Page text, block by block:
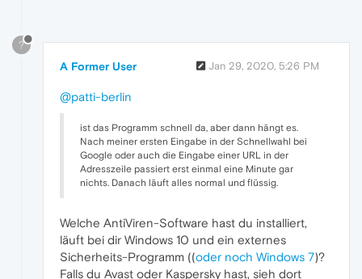
?
A Former User Jan 29, 2020, 5:26 PM
@patti-berlin
ist das Programm schnell da, aber dann hängt es.
Nach meiner ersten Eingabe in der Schnellwahl bei
Google oder auch die Eingabe einer URL in der
Adresszeile passiert erst einmal eine Minute gar
nichts. Danach läuft alles normal und flüssig.
Welche AntiViren-Software hast du installiert,
läuft bei dir Windows 10 und ein externes
Sicherheits-Programm ((oder noch Windows 7)?
Falls du Avast oder Kaspersky hast, sieh dort